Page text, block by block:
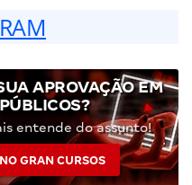
APROVAÇÃO EM
entende do assunto!
GRAN CURSOS